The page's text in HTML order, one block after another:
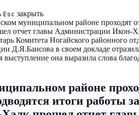
Esc закрыть
муниципальном районе проходят
отчет главы Администрации Икон-
Комитета Ногайского
Д.Я.Баисова в своем докладе
выступление она выразила слова
районе
итоги работы за